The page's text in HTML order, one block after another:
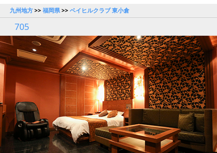
九州地方>>福岡県>>ベイヒルクラブ 東小倉
705